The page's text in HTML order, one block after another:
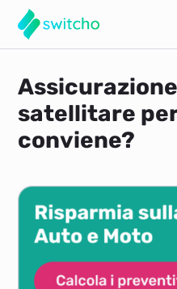
satellitare
conviene?